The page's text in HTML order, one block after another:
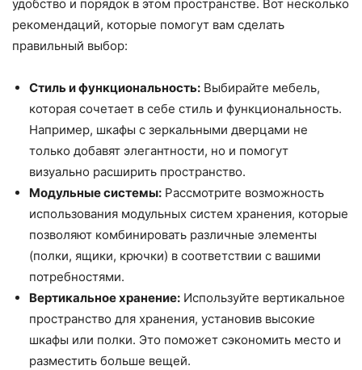
удобство и порядок в этом пространстве. Вот несколько
рекомендаций, которые помогут вам сделать
правильный выбор:
Стиль и функциональность: Выбирайте мебель,
которая сочетает в себе стиль и функциональность.
Например, шкафы с зеркальными дверцами не
только добавят элегантности, но и помогут
визуально расширить пространство.
Модульные системы: Рассмотрите возможность
использования модульных систем хранения, которые
позволяют комбинировать различные элементы
(полки, ящики, крючки) в соответствии с вашими
потребностями.
Вертикальное хранение: Используйте вертикальное
пространство для хранения, установив высокие
шкафы или полки. Это поможет сэкономить место и
разместить больше вещей.